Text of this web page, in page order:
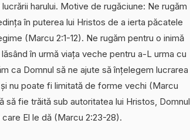
harului. Motive de rugăciune: Ne rugăm
în puterea lui Hristos de a ierta păcatele
(Marcu 2:1-12). Ne rugăm pentru o inimă
în urmă viața veche pentru a-L urma cu
ca Domnul să ne ajute să înțelegem lucrarea
nu poate fi limitată de forme vechi (Marcu
să fie trăită sub autoritatea lui Hristos, Domnul
El le dă (Marcu 2:23-28).